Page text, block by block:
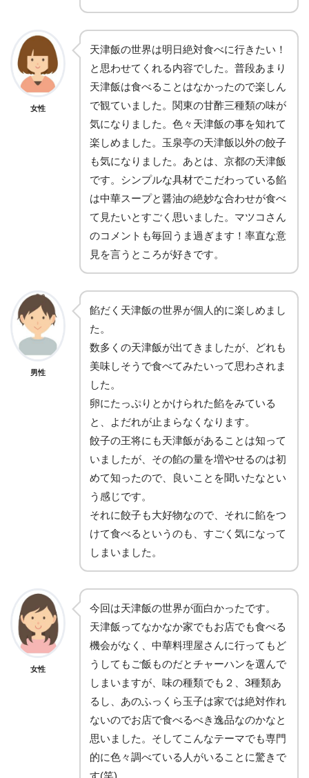
女性
天津飯の世界は明日絶対食べに行きたい！
と思わせてくれる内容でした。普段あまり
天津飯は食べることはなかったので楽しん
で観ていました。関東の甘酢三種類の味が
気になりました。色々天津飯の事を知れて
楽しめました。玉泉亭の天津飯以外の餃子
も気になりました。あとは、京都の天津飯
です。シンプルな具材でこだわっている餡
は中華スープと醤油の絶妙な合わせが食べ
て見たいとすごく思いました。マツコさん
のコメントも毎回うま過ぎます！率直な意
見を言うところが好きです。
男性
餡だく天津飯の世界が個人的に楽しめまし
た。
数多くの天津飯が出てきましたが、どれも
美味しそうで食べてみたいって思わされま
した。
卵にたっぷりとかけられた餡をみている
と、よだれが止まらなくなります。
餃子の王将にも天津飯があることは知って
いましたが、その餡の量を増やせるのは初
めて知ったので、良いことを聞いたなとい
う感じです。
それに餃子も大好物なので、それに餡をつ
けて食べるというのも、すごく気になって
しまいました。
女性
今回は天津飯の世界が面白かったです。
天津飯ってなかなか家でもお店でも食べる
機会がなく、中華料理屋さんに行ってもど
うしてもご飯ものだとチャーハンを選んで
しまいますが、味の種類でも２、3種類あ
るし、あのふっくら玉子は家では絶対作れ
ないのでお店で食べるべき逸品なのかなと
思いました。そしてこんなテーマでも専門
的に色々調べている人がいることに驚きで
す(笑)